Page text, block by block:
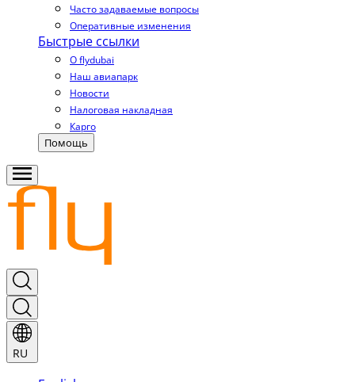
Часто задаваемые вопросы
Оперативные изменения
Быстрые ссылки
О flydubai
Наш авиапарк
Новости
Налоговая накладная
Карго
Помощь
RU